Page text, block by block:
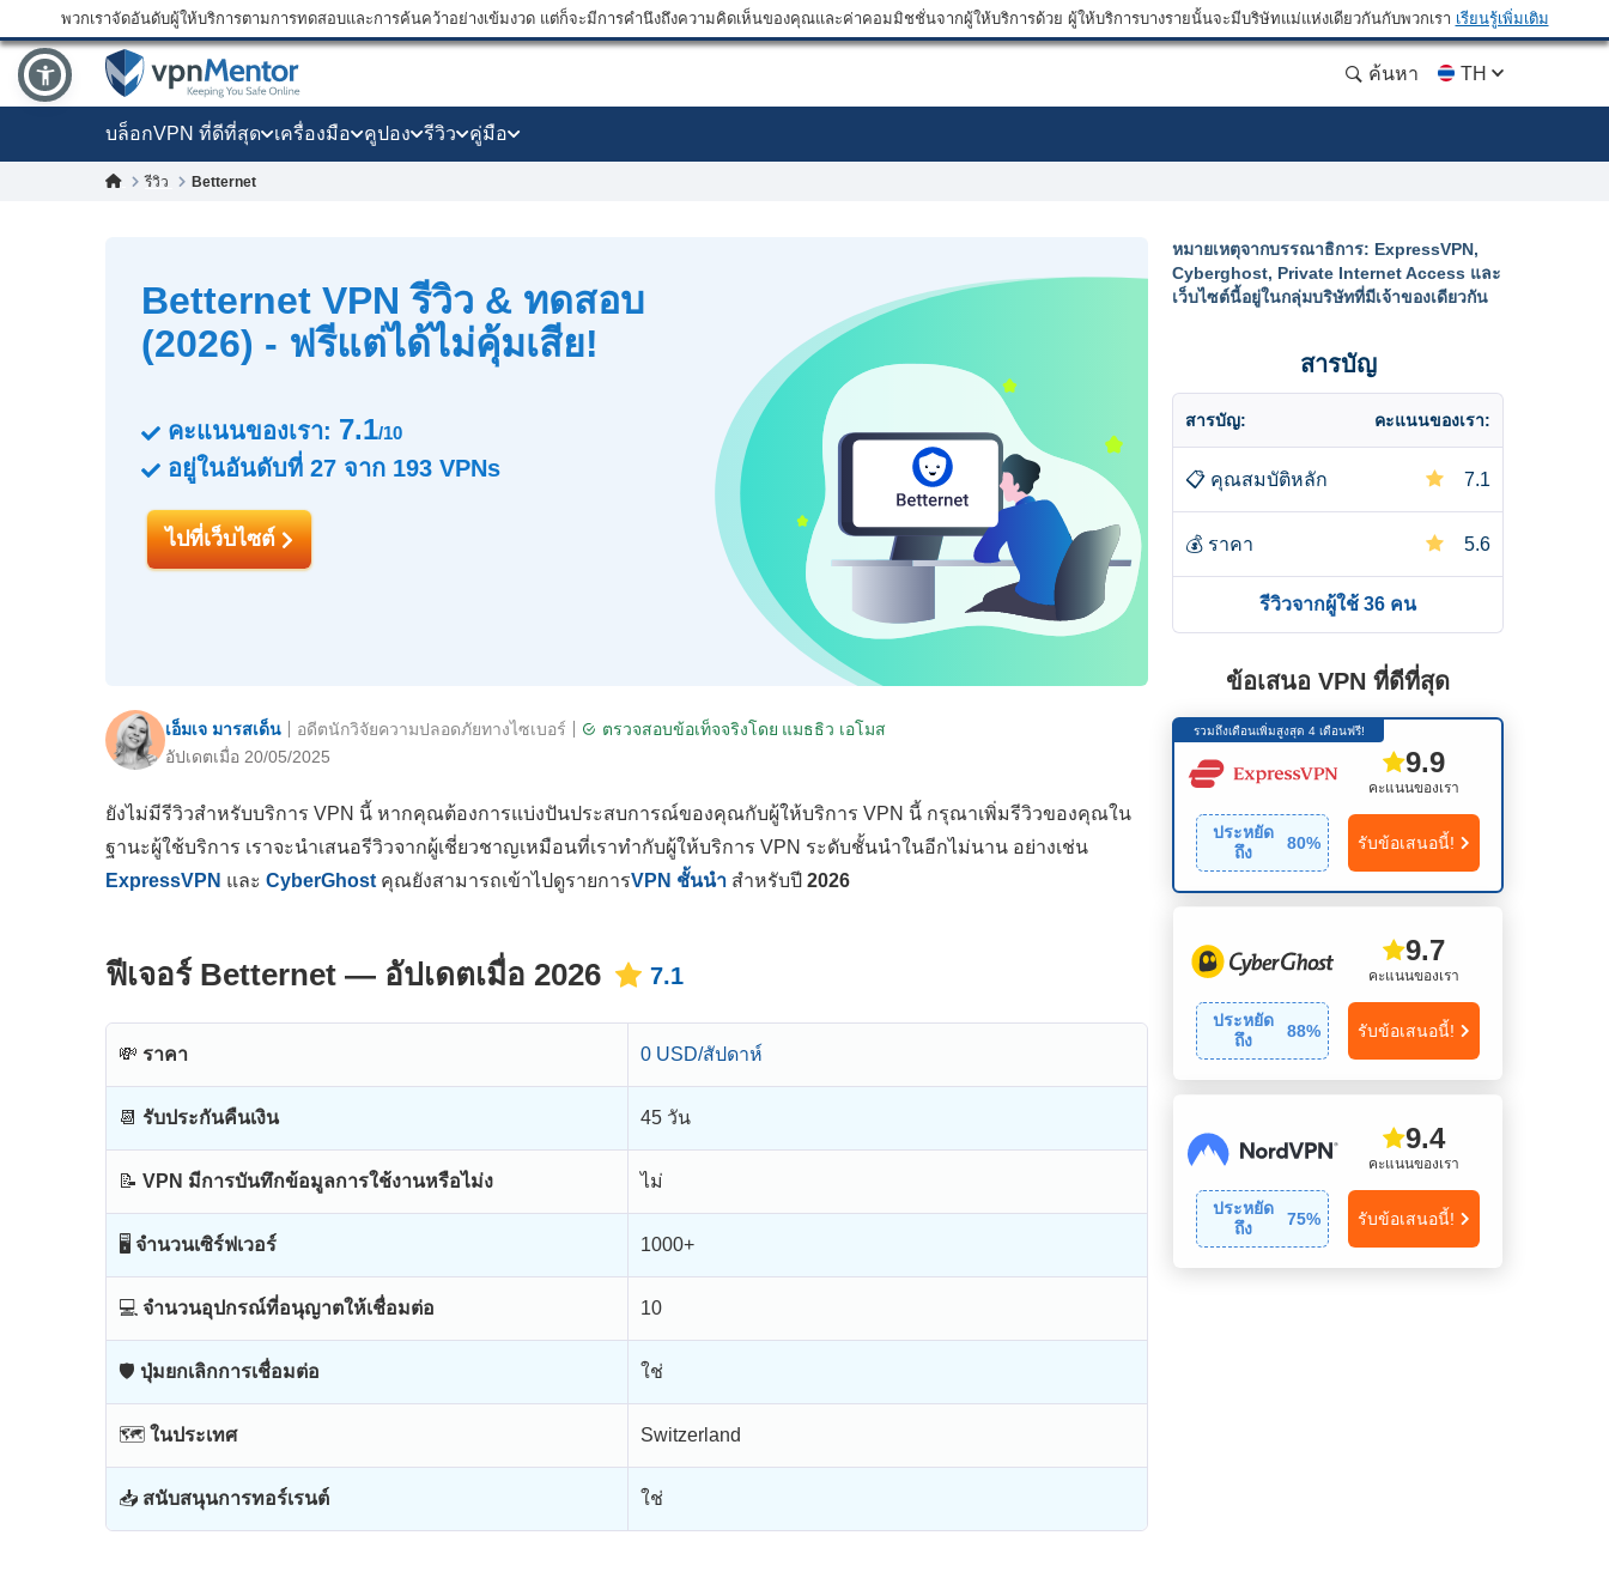
พวกเราจัดอันดับผู้ให้บริการตามการทดสอบและการค้นคว้าอย่างเข้มงวด แต่ก็จะมีการคำนึงถึงความคิดเห็นของคุณและค่าคอมมิชชั่นจากผู้ให้บริการด้วย ผู้ให้บริการบางรายนั้นจะมีบริษัทแม่แห่งเดียวกันกับพวกเรา เรียนรู้เพิ่มเติม
ค้นหา TH
บล็อกVPN ที่ดีที่สุด เครื่องมือ คูปอง รีวิว คู่มือ
รีวิว Betternet
Betternet VPN รีวิว & ทดสอบ
(2026) - ฟรีแต่ได้ไม่คุ้มเสีย!
คะแนนของเรา: 7.1/10
อยู่ในอันดับที่ 27 จาก 193 VPNs
ไปที่เว็บไซต์
เอ็มเจ มารสเด็น
อัปเดตเมื่อ 20/05/2025
ตรวจสอบข้อเท็จจริงโดย แมธธิว เอโมส
อดีตนักวิจัยความปลอดภัยทางไซเบอร์
ยังไม่มีรีวิวสำหรับบริการ VPN นี้ หากคุณต้องการแบ่งปันประสบการณ์ของคุณกับผู้ให้บริการ VPN นี้ กรุณาเพิ่มรีวิวของคุณใน
ฐานะผู้ใช้บริการ เราจะนำเสนอรีวิวจากผู้เชี่ยวชาญเหมือนที่เราทำกับผู้ให้บริการ VPN ระดับชั้นนำในอีกไม่นาน อย่างเช่น
ExpressVPN และ CyberGhost คุณยังสามารถเข้าไปดูรายการVPN ชั้นนำ สำหรับปี 2026
ฟีเจอร์ Betternet — อัปเดตเมื่อ 2026 7.1
💸 ราคา 0 USD/สัปดาห์
📆 รับประกันคืนเงิน 45 วัน
📝 VPN มีการบันทึกข้อมูลการใช้งานหรือไม่ง ไม่
🖥 จำนวนเซิร์ฟเวอร์ 1000+
💻 จำนวนอุปกรณ์ที่อนุญาตให้เชื่อมต่อ 10
🛡 ปุ่มยกเลิกการเชื่อมต่อ ใช่
🗺 ในประเทศ Switzerland
📥 สนับสนุนการทอร์เรนต์ ใช่
หมายเหตุจากบรรณาธิการ: ExpressVPN,
Cyberghost, Private Internet Access และ
เว็บไซต์นี้อยู่ในกลุ่มบริษัทที่มีเจ้าของเดียวกัน
สารบัญ
สารบัญ: คะแนนของเรา:
📋 คุณสมบัติหลัก 7.1
💰 ราคา 5.6
รีวิวจากผู้ใช้ 36 คน
ข้อเสนอ VPN ที่ดีที่สุด
รวมถึงเดือนเพิ่มสูงสุด 4 เดือนฟรี!
คะแนนของเรา
9.9
ประหยัด
ถึง
80% รับข้อเสนอนี้!
คะแนนของเรา
9.7
ประหยัด
ถึง
88% รับข้อเสนอนี้!
คะแนนของเรา
9.4
ประหยัด
ถึง
75% รับข้อเสนอนี้!